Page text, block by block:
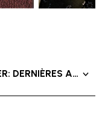
DERNIÈRES